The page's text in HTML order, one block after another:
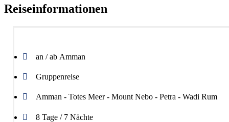
Reiseinformationen
an / ab Amman
Gruppenreise
Amman - Totes Meer - Mount Nebo - Petra - Wadi Rum
8 Tage / 7 Nächte